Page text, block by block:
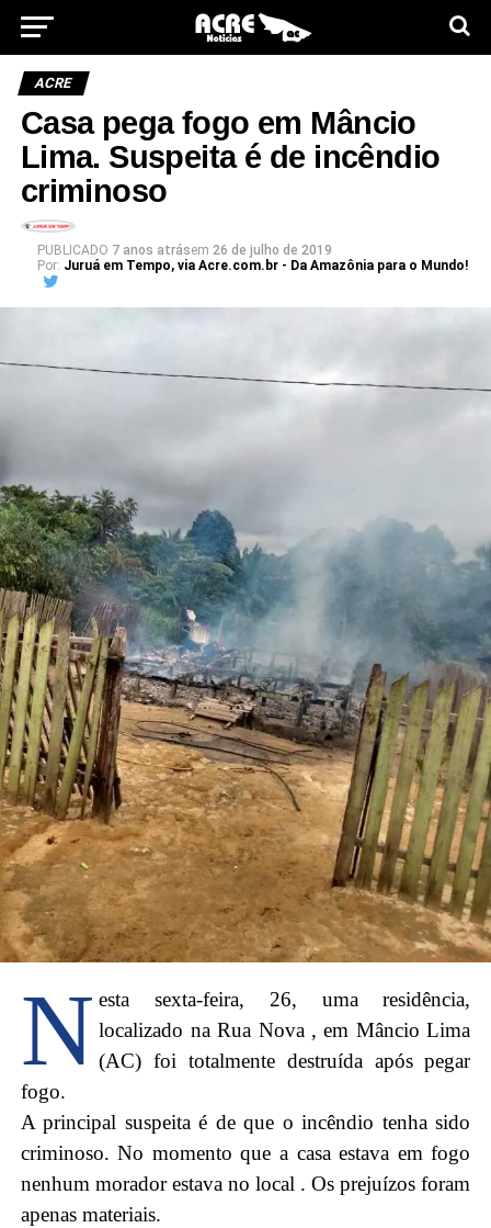
ACRE
Casa pega fogo em Mâncio
Lima. Suspeita é de incêndio
criminoso
PUBLICADO 7 anos atrásem 26 de julho de 2019
Por: Juruá em Tempo, via Acre.com.br - Da Amazônia para o Mundo!
N esta sexta-feira, 26, uma residência,
localizado na Rua Nova , em Mâncio Lima
(AC) foi totalmente destruída após pegar
fogo.
A principal suspeita é de que o incêndio tenha sido
criminoso. No momento que a casa estava em fogo
nenhum morador estava no local . Os prejuízos foram
apenas materiais.